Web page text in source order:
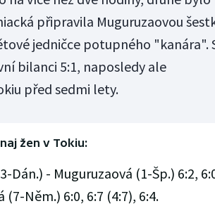
připravila Muguruzaovou
jedničce potupného "kanára".
bilanci 5:1, naposledy ale
před sedmi lety.
žen v Tokiu:
Dán.) - Muguruzaová (1-Šp.) 6:2,
Něm.) 6:0, 6:7 (4:7), 6:4.